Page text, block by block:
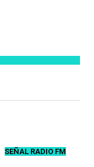
SEÑAL RADIO FM